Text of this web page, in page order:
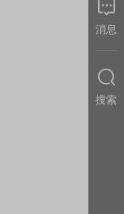
消息
搜索